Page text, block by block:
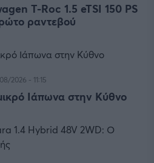
T-Roc 1.5 eTSI 150 PS
ραντεβού
2026 - 11:15
Ιάπωνα στην Κύθνο